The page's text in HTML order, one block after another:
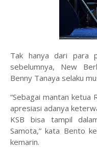
Tak hanya dari para
sebelumnya, New
Benny Tanaya selaku
“Sebagai mantan ketua
apresiasi adanya
KSB bisa tampil
Samota,” kata Bento
kemarin.